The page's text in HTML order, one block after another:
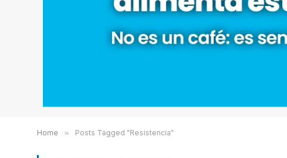
Home » Posts Tagged "Resistencia"